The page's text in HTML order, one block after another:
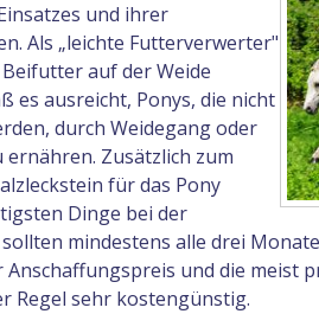
und ihrer
Als „leichte Futterverwerter"
auf der Weide
es ausreicht, Ponys, die nicht
durch Weidegang oder
Zusätzlich zum
für das Pony
Dinge bei der
mindestens alle drei
und die meist
Regel sehr kostengünstig.